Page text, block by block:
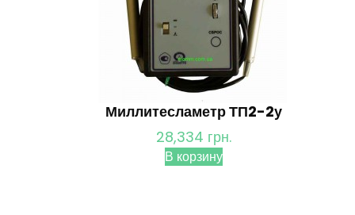
Миллитесламетр ТП2-2у
28,334 грн.
В корзину